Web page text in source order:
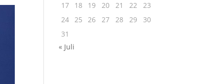
17
18 19 20 21 22
23
24 25 26 27 28 29
30
31
« Juli